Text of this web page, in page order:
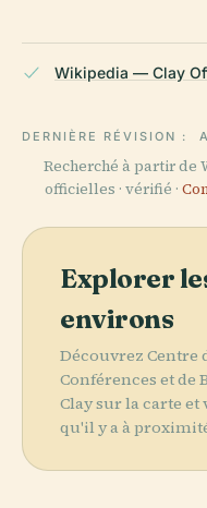
Wikipedia — Clay
DERNIÈRE RÉVISION :
Recherché à partir de
officielles · vérifié ·
Explorer
environs
Découvrez Centre
Conférences et de
Clay sur la carte et
qu'il y a à